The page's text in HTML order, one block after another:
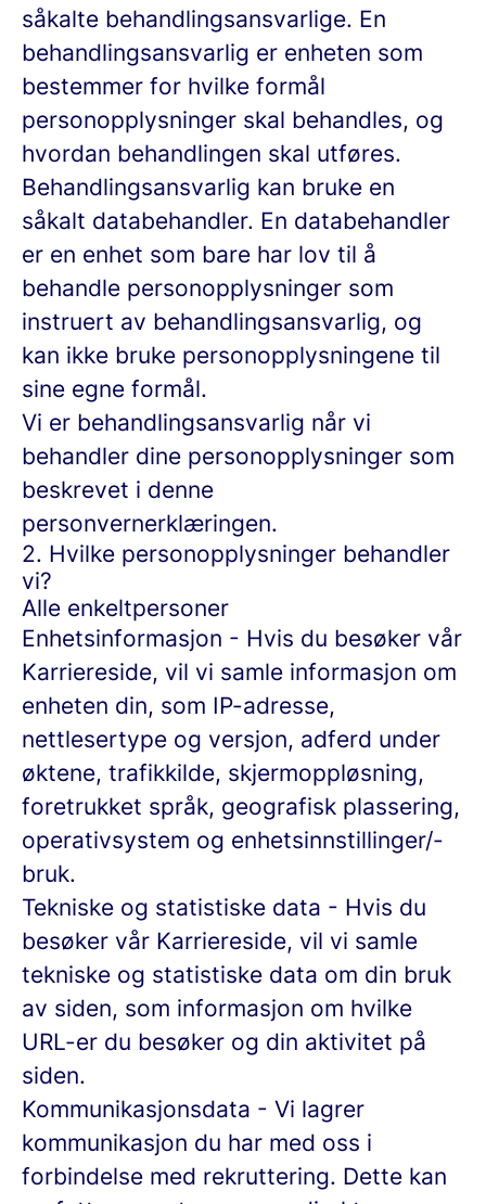
såkalte behandlingsansvarlige. En
behandlingsansvarlig er enheten som
bestemmer for hvilke formål
personopplysninger skal behandles, og
hvordan behandlingen skal utføres.
Behandlingsansvarlig kan bruke en
såkalt databehandler. En databehandler
er en enhet som bare har lov til å
behandle personopplysninger som
instruert av behandlingsansvarlig, og
kan ikke bruke personopplysningene til
sine egne formål.
Vi er behandlingsansvarlig når vi
behandler dine personopplysninger som
beskrevet i denne
personvernerklæringen.
2. Hvilke personopplysninger behandler
vi?
Alle enkeltpersoner
Enhetsinformasjon - Hvis du besøker vår
Karriereside, vil vi samle informasjon om
enheten din, som IP-adresse,
nettlesertype og versjon, adferd under
øktene, trafikkilde, skjermoppløsning,
foretrukket språk, geografisk plassering,
operativsystem og enhetsinnstillinger/-
bruk.
Tekniske og statistiske data - Hvis du
besøker vår Karriereside, vil vi samle
tekniske og statistiske data om din bruk
av siden, som informasjon om hvilke
URL-er du besøker og din aktivitet på
siden.
Kommunikasjonsdata - Vi lagrer
kommunikasjon du har med oss i
forbindelse med rekruttering. Dette kan